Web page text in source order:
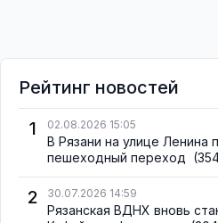
Рейтинг новостей
1
02.08.2026 15:05
В Рязани на улице Ленина
пешеходный переход
2 30.07.2026 14:59
Рязанская ВДНХ вновь